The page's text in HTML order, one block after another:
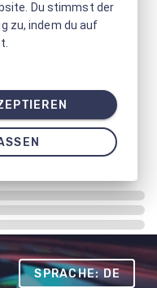
SPRACHE: DE
Du stimmst der
zu, indem du auf